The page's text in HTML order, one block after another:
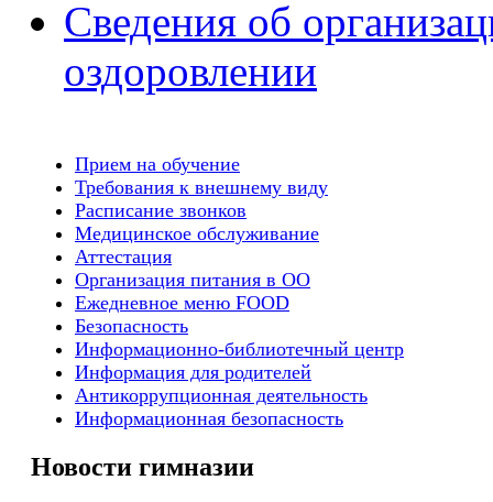
Сведения об
оздоровлении
Прием на обучение
Требования к внешнему виду
Расписание звонков
Медицинское обслуживание
Аттестация
Организация питания в ОО
Ежедневное меню FOOD
Безопасность
Информационно-библиотечный центр
Информация для родителей
Антикоррупционная деятельность
Информационная безопасность
Новости гимназии